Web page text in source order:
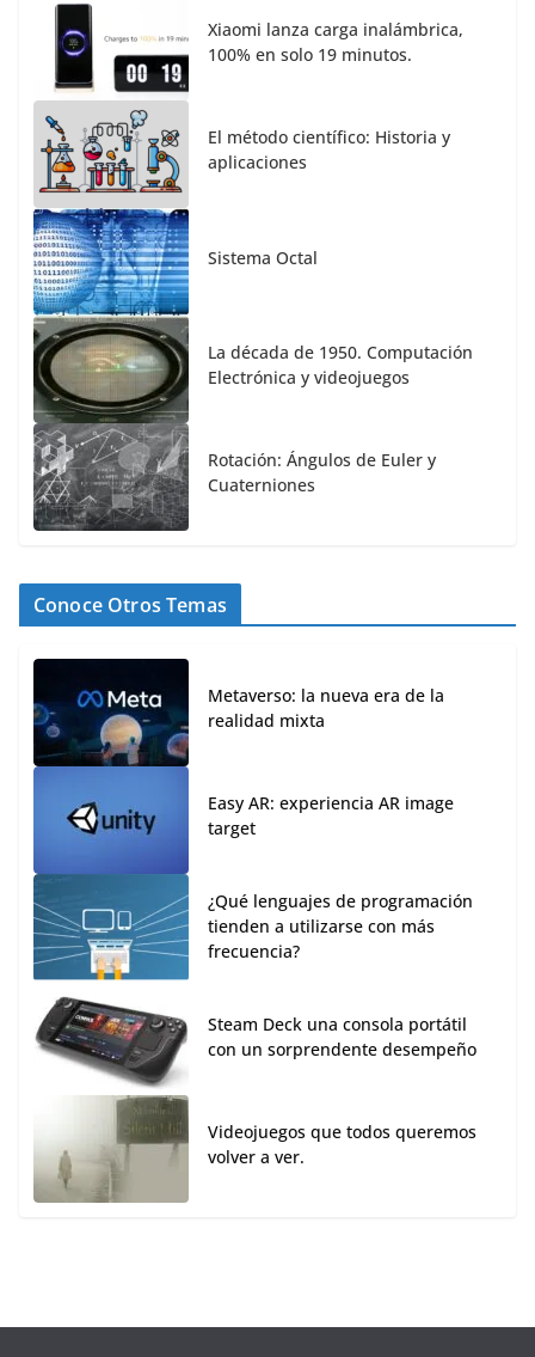
Xiaomi lanza carga inalámbrica,
100% en solo 19 minutos.
El método científico: Historia y
aplicaciones
Sistema Octal
La década de 1950. Computación
Electrónica y videojuegos
Rotación: Ángulos de Euler y
Cuaterniones
Conoce Otros Temas
Metaverso: la nueva era de la
realidad mixta
Easy AR: experiencia AR image
target
¿Qué lenguajes de programación
tienden a utilizarse con más
frecuencia?
Steam Deck una consola portátil
con un sorprendente desempeño
Videojuegos que todos queremos
volver a ver.